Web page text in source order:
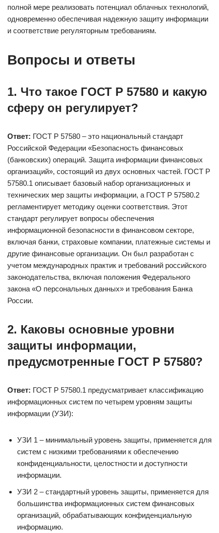
полной мере реализовать потенциал облачных технологий,
одновременно обеспечивая надежную защиту информации
и соответствие регуляторным требованиям.
Вопросы и ответы
1. Что такое ГОСТ Р 57580 и какую
сферу он регулирует?
Ответ: ГОСТ Р 57580 – это национальный стандарт
Российской Федерации «Безопасность финансовых
(банковских) операций. Защита информации финансовых
организаций», состоящий из двух основных частей. ГОСТ Р
57580.1 описывает базовый набор организационных и
технических мер защиты информации, а ГОСТ Р 57580.2
регламентирует методику оценки соответствия. Этот
стандарт регулирует вопросы обеспечения
информационной безопасности в финансовом секторе,
включая банки, страховые компании, платежные системы и
другие финансовые организации. Он был разработан с
учетом международных практик и требований российского
законодательства, включая положения Федерального
закона «О персональных данных» и требования Банка
России.
2. Каковы основные уровни
защиты информации,
предусмотренные ГОСТ Р 57580?
Ответ: ГОСТ Р 57580.1 предусматривает классификацию
информационных систем по четырем уровням защиты
информации (УЗИ):
УЗИ 1 – минимальный уровень защиты, применяется для
систем с низкими требованиями к обеспечению
конфиденциальности, целостности и доступности
информации.
УЗИ 2 – стандартный уровень защиты, применяется для
большинства информационных систем финансовых
организаций, обрабатывающих конфиденциальную
информацию.